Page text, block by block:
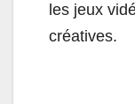
les jeux
créatives.